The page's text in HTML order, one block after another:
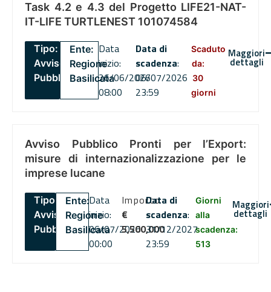
Task 4.2 e 4.3 del Progetto LIFE21-NAT-
IT-LIFE TURTLENEST 101074584
Tipo:
Avviso
Pubblico
Ente:
Regione
Basilicata
Data
inizio:
26/06/2026
08:00
Data di
scadenza:
06/07/2026
23:59
Scaduto
da:
30
giorni
Maggiori
dettagli
Avviso Pubblico Pronti per l’Export:
misure di internazionalizzazione per le
imprese lucane
Tipo:
Avviso
Pubblico
Ente:
Regione
Basilicata
Data
inizio:
06/07/2026
00:00
Importo
€
5,500,000
Data di
scadenza:
31/12/2027
23:59
Giorni
alla
scadenza:
513
Maggiori
dettagli